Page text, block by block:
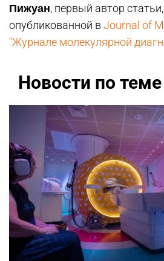
Пижуан, первый автор
опубликованной в Journal of
"Журнале молекулярной
Новости по теме